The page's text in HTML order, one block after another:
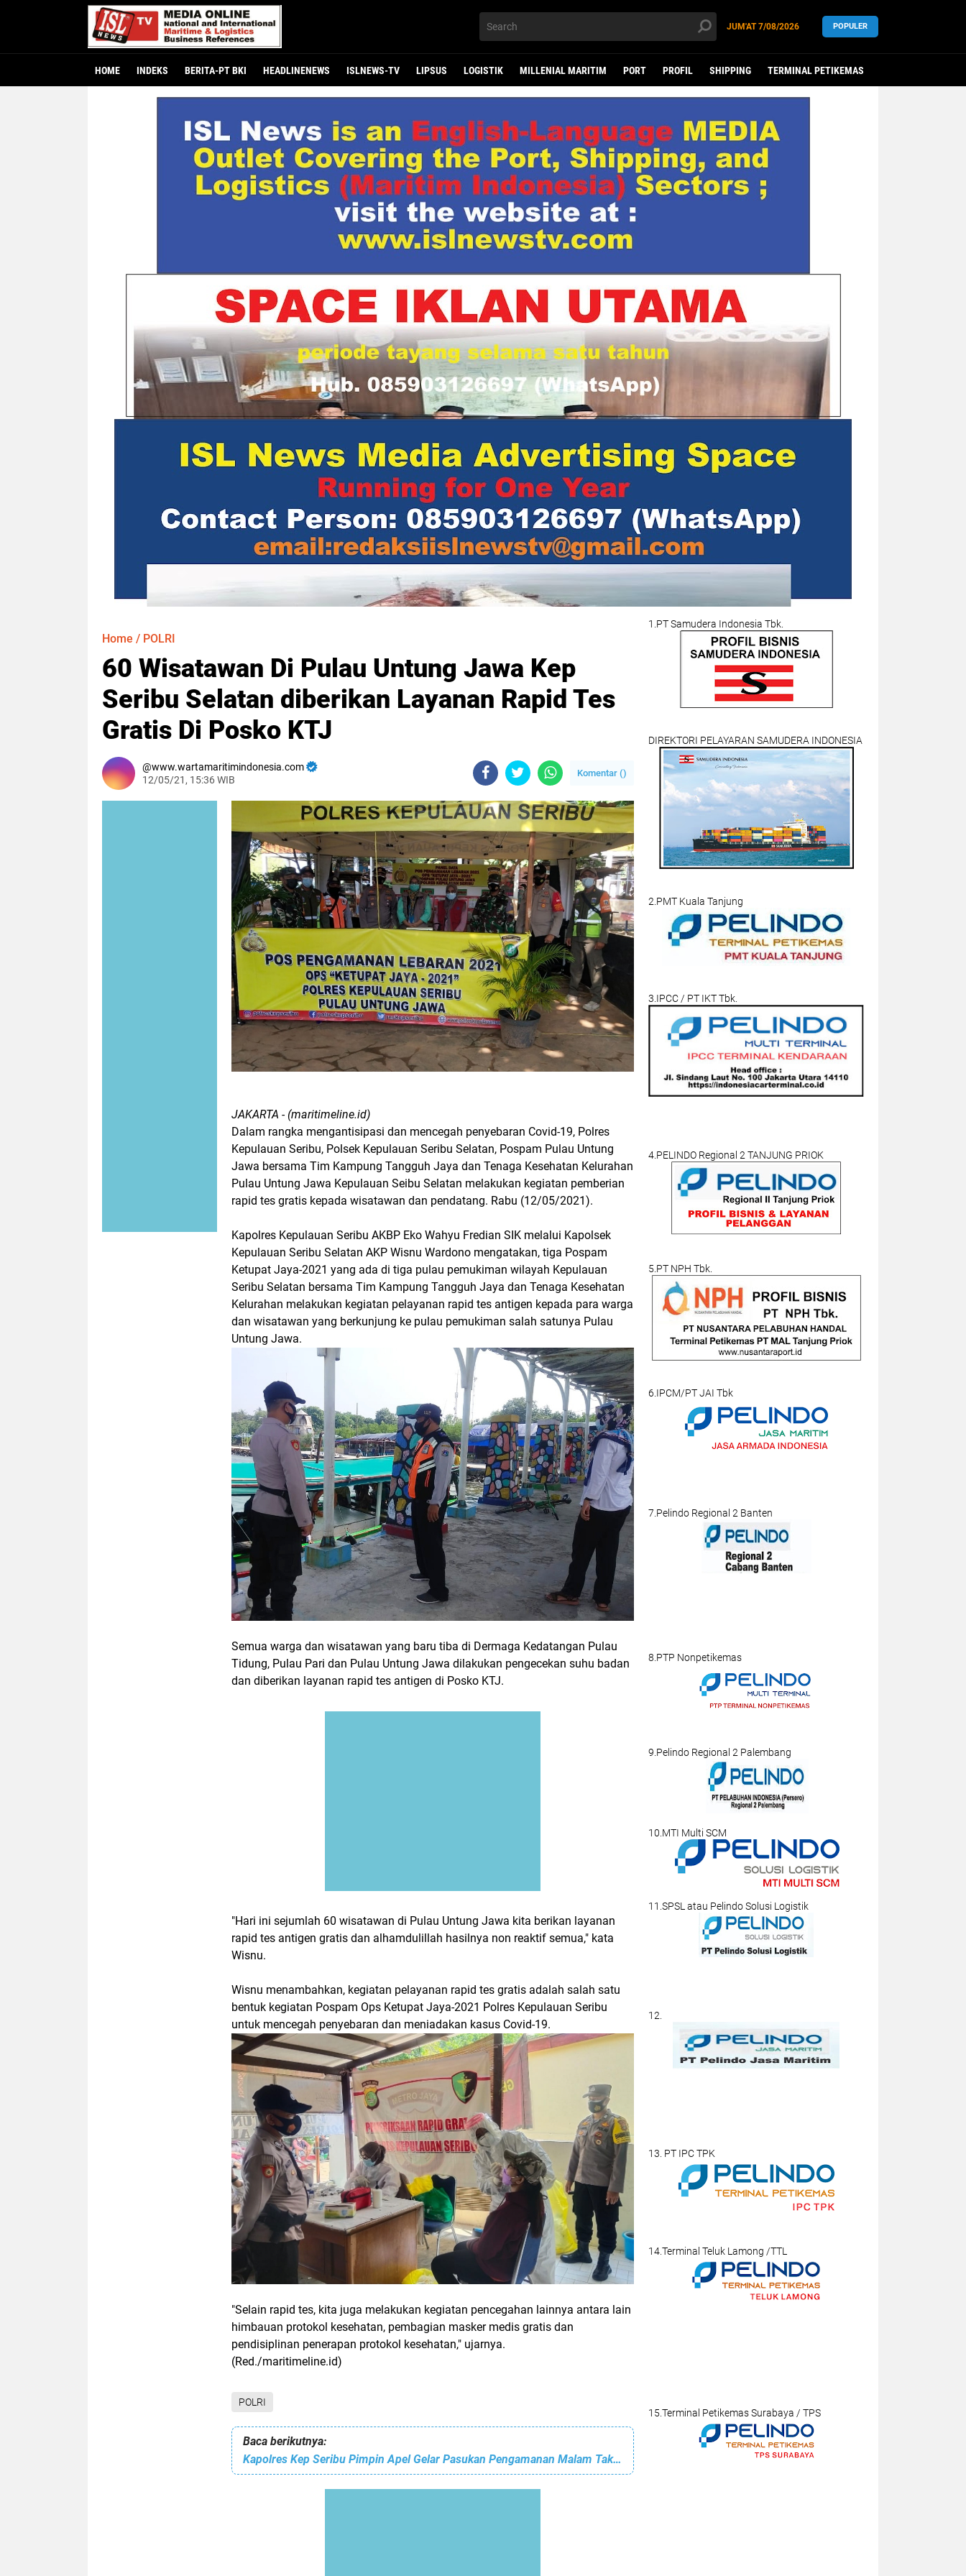
JUM'AT7/08/2026 POPULER
HOME INDEKS BERITA-PT BKI HEADLINENEWS ISLNEWS-TV LIPSUS LOGISTIK MILLENIAL MARITIM PORT PROFIL SHIPPING TERMINAL PETIKEMAS
Home / POLRI
60 Wisatawan Di Pulau Untung Jawa Kep
Seribu Selatan diberikan Layanan Rapid Tes
Gratis Di Posko KTJ
www.wartamaritimindonesia.com
12/05/21, 15:36 WIB
Komentar ()
JAKARTA - (maritimeline.id)
Dalam rangka mengantisipasi dan mencegah penyebaran Covid-19, Polres
Kepulauan Seribu, Polsek Kepulauan Seribu Selatan, Pospam Pulau Untung
Jawa bersama Tim Kampung Tangguh Jaya dan Tenaga Kesehatan Kelurahan
Pulau Untung Jawa Kepulauan Seibu Selatan melakukan kegiatan pemberian
rapid tes gratis kepada wisatawan dan pendatang. Rabu (12/05/2021).
Kapolres Kepulauan Seribu AKBP Eko Wahyu Fredian SIK melalui Kapolsek
Kepulauan Seribu Selatan AKP Wisnu Wardono mengatakan, tiga Pospam
Ketupat Jaya-2021 yang ada di tiga pulau pemukiman wilayah Kepulauan
Seribu Selatan bersama Tim Kampung Tangguh Jaya dan Tenaga Kesehatan
Kelurahan melakukan kegiatan pelayanan rapid tes antigen kepada para warga
dan wisatawan yang berkunjung ke pulau pemukiman salah satunya Pulau
Untung Jawa.
Semua warga dan wisatawan yang baru tiba di Dermaga Kedatangan Pulau
Tidung, Pulau Pari dan Pulau Untung Jawa dilakukan pengecekan suhu badan
dan diberikan layanan rapid tes antigen di Posko KTJ.
"Hari ini sejumlah 60 wisatawan di Pulau Untung Jawa kita berikan layanan
rapid tes antigen gratis dan alhamdulillah hasilnya non reaktif semua," kata
Wisnu.
Wisnu menambahkan, kegiatan pelayanan rapid tes gratis adalah salah satu
bentuk kegiatan Pospam Ops Ketupat Jaya-2021 Polres Kepulauan Seribu
untuk mencegah penyebaran dan meniadakan kasus Covid-19.
"Selain rapid tes, kita juga melakukan kegiatan pencegahan lainnya antara lain
himbauan protokol kesehatan, pembagian masker medis gratis dan
pendisiplinan penerapan protokol kesehatan," ujarnya.
(Red./maritimeline.id)
POLRI
Baca berikutnya:
Kapolres Kep Seribu Pimpin Apel Gelar Pasukan Pengamanan Malam Takbir Idul Fitri 1442H
1.PT Samudera Indonesia Tbk.
DIREKTORI PELAYARAN SAMUDERA INDONESIA
2.PMT Kuala Tanjung
3.IPCC / PT IKT Tbk.
4.PELINDO Regional 2 TANJUNG PRIOK
5.PT NPH Tbk.
6.IPCM/PT JAI Tbk
7.Pelindo Regional 2 Banten
8.PTP Nonpetikemas
9.Pelindo Regional 2 Palembang
10.MTI Multi SCM
11.SPSL atau Pelindo Solusi Logistik
12.
13. PT IPC TPK
14.Terminal Teluk Lamong /TTL
15.Terminal Petikemas Surabaya / TPS